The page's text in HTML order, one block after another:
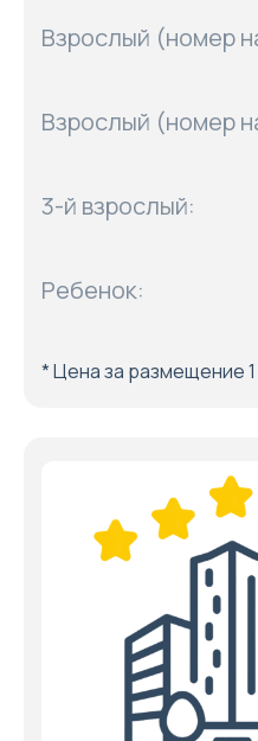
Взрослый (номер
Взрослый (номер
3-й взрослый:
Ребенок:
* Цена за размещение